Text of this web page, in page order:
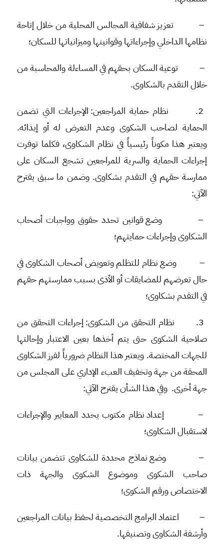
– تعزيز شفافية المجالس المحلية من خلال إتاحة
نظامها الداخلي وإجراءاتها وقوانينها وميزانياتها للسكان؛
–توعية السكان بحقهم في المساءلة والمحاسبة من
خلال التقدم بالشكاوى.
نظام حماية المراجعين: الإجراءات التي تضمن
الحماية لصاحب الشكوى وعدم التعرض له أو إيذائه.
ويعتبر هذا مكوناً رئيسياً في نظام الشكاوى، فكلما توفرت
إجراءات الحماية والسرية للمراجعين تشجع السكان على
ممارسة حقهم في التقدم بشكاوى. وضمن ما سبق يقترح
الآتي:
– وضع قوانين تحدد حقوق وواجبات أصحاب
الشكاوى وإجراءات حمايتهم؛
–وضع نظام للتظلم وتعويض أصحاب الشكاوى في
حال تعرضهم للمضايقات أو الأذى بسبب ممارستهم حقهم
في التقدم بشكاوى؛
نظام التحقق من الشكوى: إجراءات التحقق من
صلاحية الشكوى حتى يتم أخذها بعين الاعتبار وإحالتها
للجهات المختصة. ويعتبر هذا النظام ضرورياً لفرز الشكاوى
المحقة من جهة وتخفيف العبء الإداري على المجلس من
جهة أخرى. وفي هذا الشأن يقترح الآتي:
– إعداد نظام مكتوب يحدد المعايير والإجراءات
لاستقبال الشكاوى؛
–وضع نماذج محددة للشكاوى تتضمن بيانات
صاحب الشكوى وموضوع الشكوى والجهة ذات
الاختصاص ورقم الشكوى؛
– اعتماد البرامج التخصصية لحفظ بيانات المراجعين
وأرشفة الشكاوى وتصنيفها.